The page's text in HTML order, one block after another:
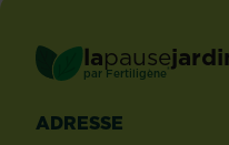
lapause
par Fertiligène ®
ADRESSE